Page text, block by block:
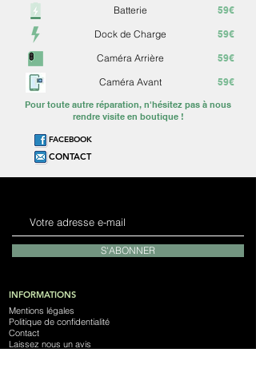
Batterie
Dock de Charge
59€
59€
Caméra Avant 59€
CONTACT
FACEBOOK
59€
Caméra Arrière
Pour toute autre réparation, n'hésitez pas à nous
rendre visite en boutique !
S'ABONNER
INFORMATIONS
Mentions légales
Politique de confidentialité
Contact
Laissez nous un avis